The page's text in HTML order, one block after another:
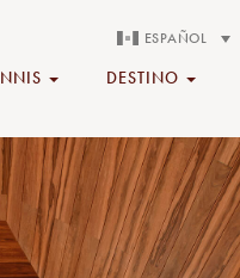
ESPAÑOL
DESTINO